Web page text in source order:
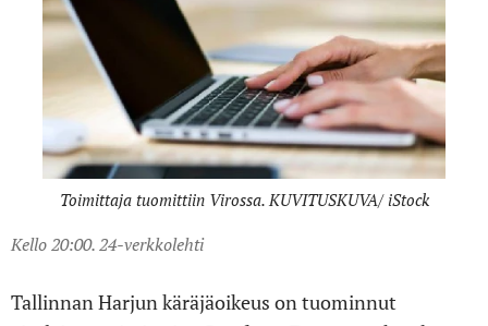
Toimittaja tuomittiin Virossa. KUVITUSKUVA/ iStock
Kello 20:00. 24-verkkolehti
Tallinnan Harjun käräjäoikeus on tuominnut